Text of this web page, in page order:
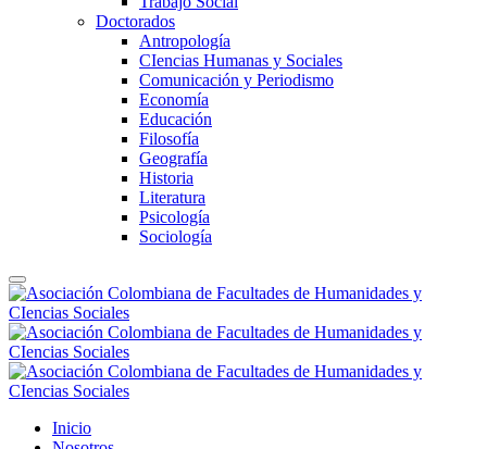
Doctorados
Antropología
CIencias Humanas y Sociales
Comunicación y Periodismo
Economía
Educación
Filosofía
Geografía
Historia
Literatura
Psicología
Sociología
Inicio